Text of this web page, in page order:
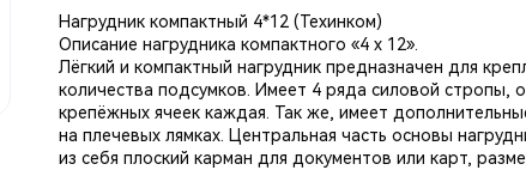
Нагрудник компактный 4*12 (Техинком)
Описание нагрудника компактного «4 х 12».
Лёгкий и компактный нагрудник предназначен для
количества подсумков. Имеет 4 ряда силовой стропы,
крепёжных ячеек каждая. Так же, имеет
на плечевых лямках. Центральная часть основы
из себя плоский карман для документов или карт,